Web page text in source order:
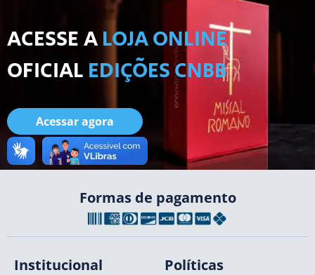
ACESSE ALOJA ONLINE
OFICIAL EDIÇÕES CNBB
Acessar agora
Formas de pagamento
Institucional Políticas